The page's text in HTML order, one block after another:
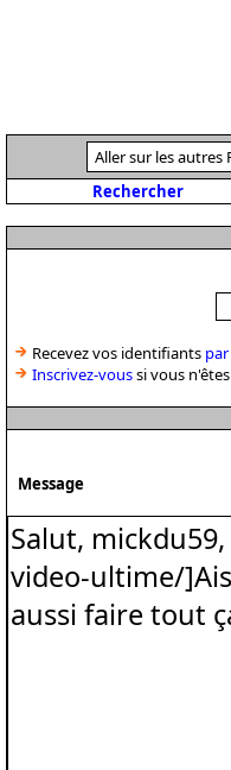
Rechercher
Recevez vos identifiants
Inscrivez-voussi vous
Message